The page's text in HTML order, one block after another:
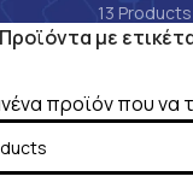
13 Products
Προϊόντα με
προϊόν που να